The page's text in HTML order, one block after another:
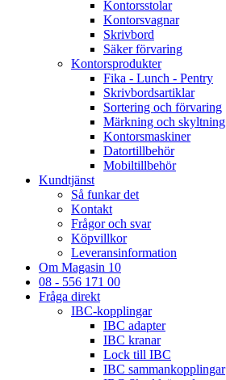
Kontorsstolar
Kontorsvagnar
Skrivbord
Säker förvaring
Kontorsprodukter
Fika - Lunch - Pentry
Skrivbordsartiklar
Sortering och förvaring
Märkning och skyltning
Kontorsmaskiner
Datortillbehör
Mobiltillbehör
Kundtjänst
Så funkar det
Kontakt
Frågor och svar
Köpvillkor
Leveransinformation
Om Magasin 10
08 - 556 171 00
Fråga direkt
IBC-kopplingar
IBC adapter
IBC kranar
Lock till IBC
IBC sammankopplingar